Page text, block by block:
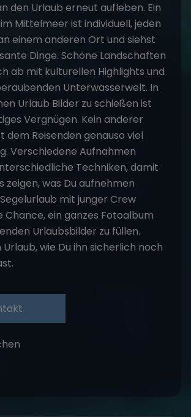
den Urlaub erneut aufleben. Ein
Mittelmeer ist individuell, jeden
einem anderen Ort und siehst
Dinge. Schöne Landschaften
ab mit kulturellen Highlights und
Unterwasserwelt. In
Urlaub Bilder zu schießen ist
Vergnügen. Kein anderer
dem Reisenden genauso viel
Verschiedene Aufnahmen
Techniken, damit
zeigen, was Du aufnehmen
mit junger Crew
Chance, ein ganzes Fotoalbum
Urlaubsbilder zu füllen.
Urlaub, wie Du ihn sicherlich noch